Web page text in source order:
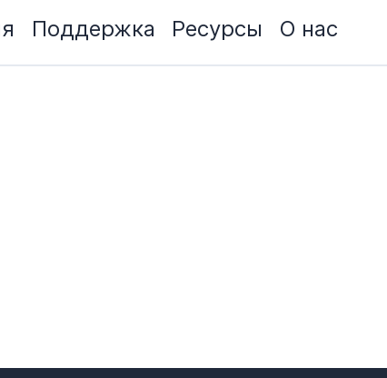
Поддержка Ресурсы О нас